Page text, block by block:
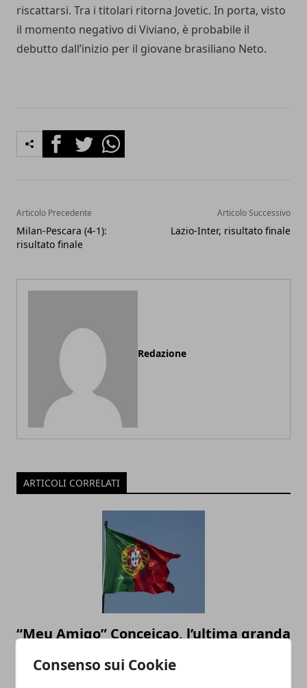
Consenso sui Cookie
riscattarsi. Tra i titolari ritorna Jovetic. In porta, visto
il momento negativo di Viviano, è probabile il
debutto dall’inizio per il giovane brasiliano Neto.
FacebookTwitterWhatsapp
Articolo Precedente
Milan-Pescara (4-1):
risultato finale
Articolo Successivo
Lazio-Inter, risultato finale
Redazione
ARTICOLI CORRELATI
“Meu Amigo” Conceicao, l’ultima granda